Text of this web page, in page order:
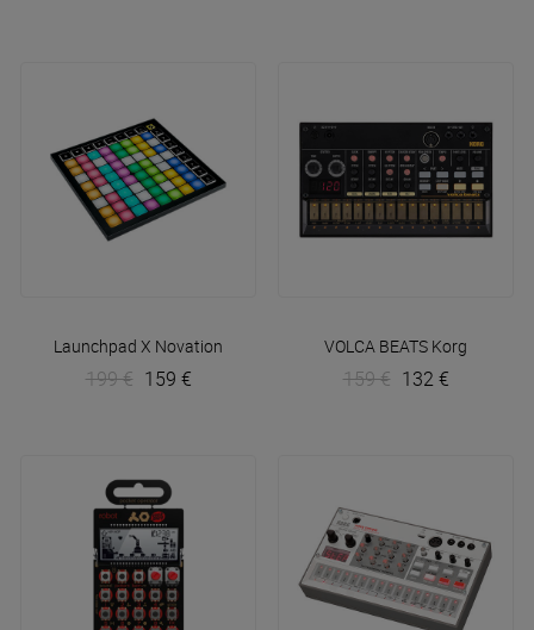
Launchpad X Novation
199 € 159 €
VOLCA BEATS Korg
159 € 132 €